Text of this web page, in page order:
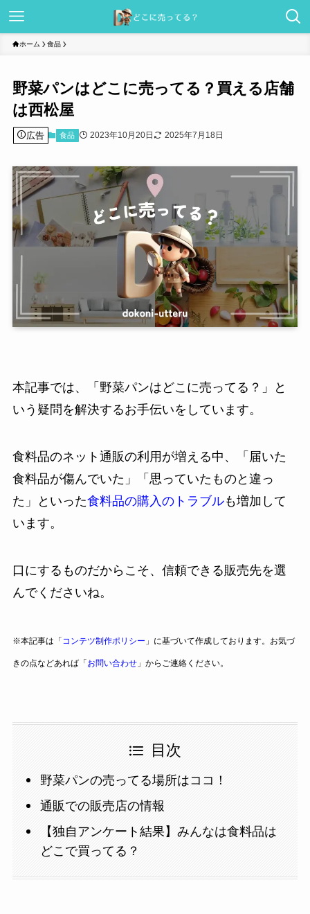
ホーム 食品
野菜パンはどこに売ってる？買える店舗
は西松屋
広告 食品 2023年10月20日 2025年7月18日
本記事では、「野菜パンはどこに売ってる？」と
いう疑問を解決するお手伝いをしています。
食料品のネット通販の利用が増える中、「届いた
食料品が傷んでいた」「思っていたものと違っ
た」といった食料品の購入のトラブルも増加して
います。
口にするものだからこそ、信頼できる販売先を選
んでくださいね。
※本記事は「 コンテツ制作ポリシー 」に基づいて作成しております。お気づ
きの点などあれば「お問い合わせ」からご連絡ください。
目次
野菜パンの売ってる場所はココ！
通販での販売店の情報
【独自アンケート結果】みんなは食料品は
どこで買ってる？